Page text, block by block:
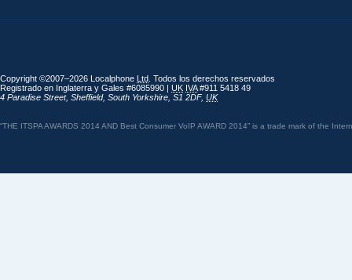
Copyright ©2007–2026 Localphone Ltd . Todos los derechos reservados
Registrado en Inglaterra y Gales #6085990 | UK IVA#911 5418 49
4 Paradise Street, Sheffield, South Yorkshire S1 2DF, UK
“THE ITSPA AWARDS 2014 AND Best Consumer VoIP AWARD 2014” is a trade mark of the